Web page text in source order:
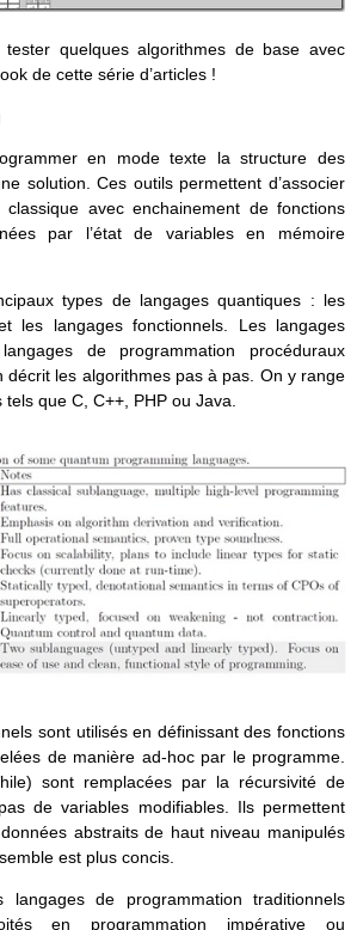
quelques algorithmes de base avec
de cette série d’articles !
en mode texte la structure des
solution. Ces outils permettent d’associer
avec enchainement de fonctions
par l’état de variables en mémoire
types de langages quantiques : les
les langages fonctionnels. Les langages
de programmation procéduraux
décrit les algorithmes pas à pas. On y range
que C, C++, PHP ou Java.
sont utilisés en définissant des fonctions
de manière ad-hoc par le programme.
sont remplacées par la récursivité de
de variables modifiables. Ils permettent
abstraits de haut niveau manipulés
est plus concis.
de programmation traditionnels
en programmation impérative ou